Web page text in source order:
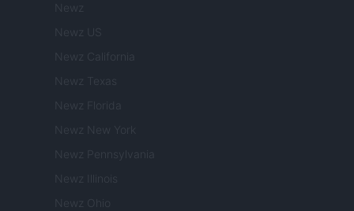
Newz
Newz US
Newz California
Newz Texas
Newz Florida
Newz New York
Newz Pennsylvania
Newz Illinois
Newz Ohio